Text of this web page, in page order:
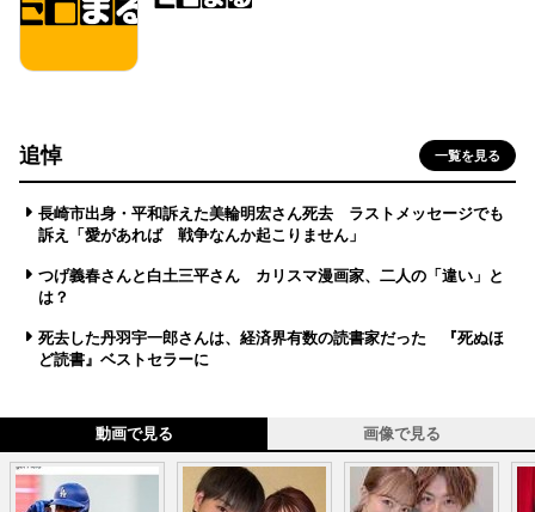
追悼 一覧を見る
長崎市出身・平和訴えた美輪明宏さん死去 ラストメッセージでも
訴え「愛があれば 戦争なんか起こりません」
つげ義春さんと白土三平さん カリスマ漫画家、二人の「違い」と
は？
死去した丹羽宇一郎さんは、経済界有数の読書家だった 『死ぬほ
ど読書』ベストセラーに
動画で見る 画像で見る